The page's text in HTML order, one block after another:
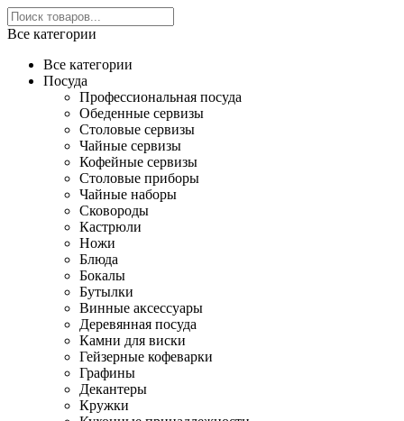
Все категории
Все категории
Посуда
Профессиональная посуда
Обеденные сервизы
Столовые сервизы
Чайные сервизы
Кофейные сервизы
Столовые приборы
Чайные наборы
Сковороды
Кастрюли
Ножи
Блюда
Бокалы
Бутылки
Винные аксессуары
Деревянная посуда
Камни для виски
Гейзерные кофеварки
Графины
Декантеры
Кружки